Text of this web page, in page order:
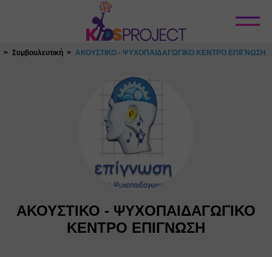
Κλείσιμο
Συμβουλευτική ΑΚΟΥΣΤΙΚΟ - ΨΥΧΟΠΑΙΔΑΓΩΓΙΚΟ ΚΕΝΤΡΟ ΕΠΙΓΝΩΣΗ
ΑΚΟΥΣΤΙΚΟ - ΨΥΧΟΠΑΙΔΑΓΩΓΙΚΟ
ΚΕΝΤΡΟ ΕΠΙΓΝΩΣΗ